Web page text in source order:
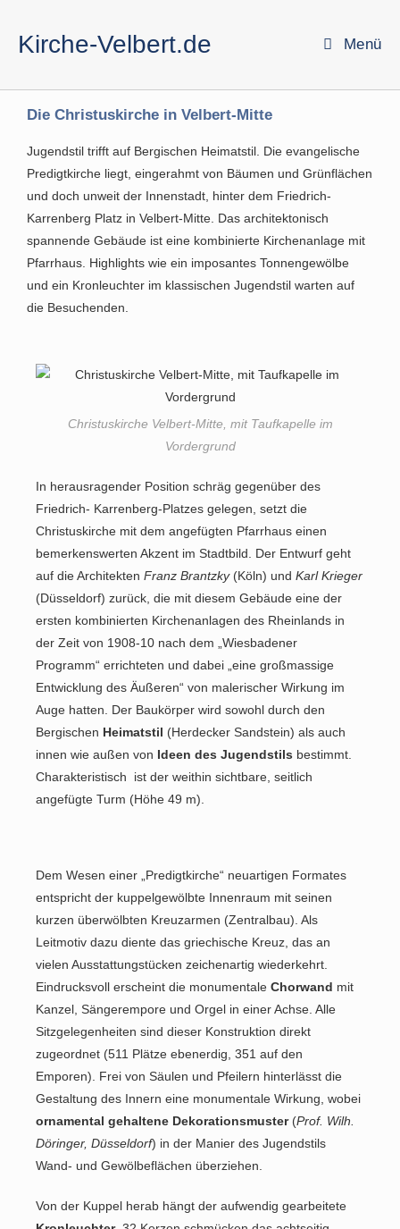
Kirche-Velbert.de Menü
Die Christuskirche in Velbert-Mitte
Jugendstil trifft auf Bergischen Heimatstil. Die evangelische
Predigtkirche liegt, eingerahmt von Bäumen und Grünflächen
und doch unweit der Innenstadt, hinter dem Friedrich-
Karrenberg Platz in Velbert-Mitte. Das architektonisch
spannende Gebäude ist eine kombinierte Kirchenanlage mit
Pfarrhaus. Highlights wie ein imposantes Tonnengewölbe
und ein Kronleuchter im klassischen Jugendstil warten auf
die Besuchenden.
Christuskirche Velbert-Mitte, mit Taufkapelle im
Vordergrund
In herausragender Position schräg gegenüber des
Friedrich- Karrenberg-Platzes gelegen, setzt die
Christuskirche mit dem angefügten Pfarrhaus einen
bemerkenswerten Akzent im Stadtbild. Der Entwurf geht
auf die Architekten Franz Brantzky(Köln) und Karl Krieger
(Düsseldorf) zurück, die mit diesem Gebäude eine der
ersten kombinierten Kirchenanlagen des Rheinlands in
der Zeit von 1908-10 nach dem „Wiesbadener
Programm“ errichteten und dabei „eine großmassige
Entwicklung des Äußeren“ von malerischer Wirkung im
Auge hatten. Der Baukörper wird sowohl durch den
Bergischen Heimatstil (Herdecker Sandstein) als auch
innen wie außen von Ideen des Jugendstils bestimmt.
Charakteristisch ist der weithin sichtbare, seitlich
angefügte Turm (Höhe 49 m).
Dem Wesen einer „Predigtkirche“ neuartigen Formates
entspricht der kuppelgewölbte Innenraum mit seinen
kurzen überwölbten Kreuzarmen (Zentralbau). Als
Leitmotiv dazu diente das griechische Kreuz, das an
vielen Ausstattungstücken zeichenartig wiederkehrt.
Eindrucksvoll erscheint die monumentale Chorwand mit
Kanzel, Sängerempore und Orgel in einer Achse. Alle
Sitzgelegenheiten sind dieser Konstruktion direkt
zugeordnet (511 Plätze ebenerdig, 351 auf den
Emporen). Frei von Säulen und Pfeilern hinterlässt die
Gestaltung des Innern eine monumentale Wirkung, wobei
ornamental gehaltene Dekorationsmuster(Prof. Wilh.
Döringer, Düsseldorf) in der Manier des Jugendstils
Wand- und Gewölbeflächen überziehen.
Von der Kuppel herab hängt der aufwendig gearbeitete